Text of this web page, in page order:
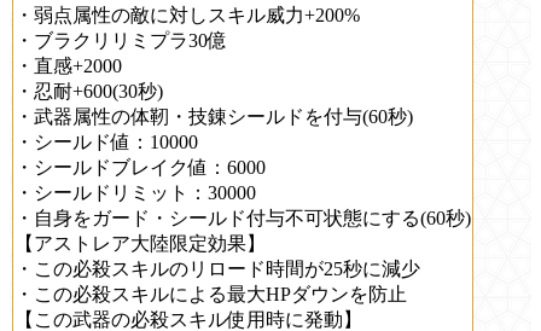
・弱点属性の敵に対しスキル威力+200%
・ブラクリリミプラ30億
・直感+2000
・忍耐+600(30秒)
・武器属性の体靭・技錬シールドを付与(60秒)
・シールド値：10000
・シールドブレイク値：6000
・シールドリミット：30000
・自身をガード・シールド付与不可状態にする(60秒)
【アストレア大陸限定効果】
・この必殺スキルのリロード時間が25秒に減少
・この必殺スキルによる最大HPダウンを防止
【この武器の必殺スキル使用時に発動】